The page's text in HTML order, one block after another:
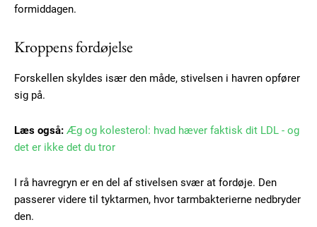
formiddagen.
Kroppens fordøjelse
Forskellen skyldes især den måde, stivelsen i havren opfører
sig på.
Læs også: Æg og kolesterol: hvad hæver faktisk dit LDL - og
det er ikke det du tror
I rå havregryn er en del af stivelsen svær at fordøje. Den
passerer videre til tyktarmen, hvor tarmbakterierne nedbryder
den.